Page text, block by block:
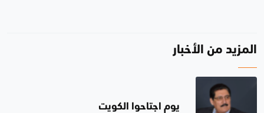
المزيد من الأخبار
يوم اجتاحوا الكويت